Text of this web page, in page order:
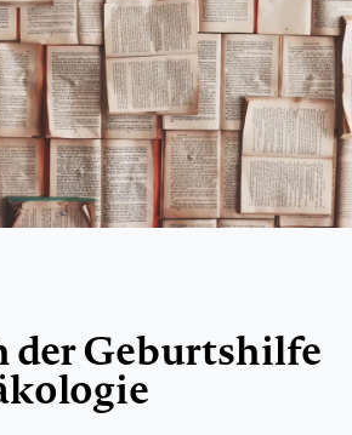
der Geburtshilfe